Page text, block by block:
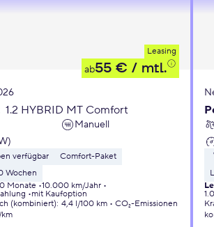
Leasing
ab55 € / mtl.
1.2 HYBRID MT Comfort
Manuell
verfügbar
Comfort-Paket
Wochen
Monate 10.000 km/Jahr
mit Kaufoption
(kombiniert): 4,4 l/100 km
CO₂-Emissionen